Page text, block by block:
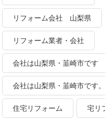
リフォーム会社 山梨県
リフォーム業者・会社
会社は山梨県・韮崎市です
会社は山梨県・韮崎市です。
住宅リフォーム 宅リ